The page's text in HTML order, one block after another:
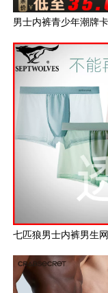
男士内裤青少年潮牌
痕男短裤头
七匹狼男士内裤男生
眀筋平角男